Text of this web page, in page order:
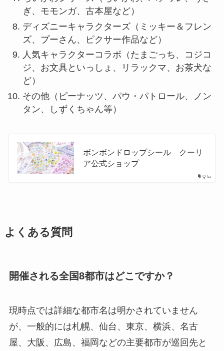
ぎ、モモンガ、古本屋など）
ディズニーキャラクターズ（ミッキー＆フレン
ズ、プーさん、ピクサー作品など）
人気キャラクターコラボ（たまごっち、コジコ
ジ、お文具といっしょ、リラックマ、お茶犬な
ど）
その他（ピーナッツ、パウ・パトロール、ノン
タン、しずくちゃん等）
Q-lia
ボンボンドロップシール クーリ
ア公式ショップ
よくある質問
開催される全国8都市はどこですか？
現時点では詳細な都市名は明かされていません
が、一般的には札幌、仙台、東京、横浜、名古
屋、大阪、広島、福岡などの主要都市が巡回先と